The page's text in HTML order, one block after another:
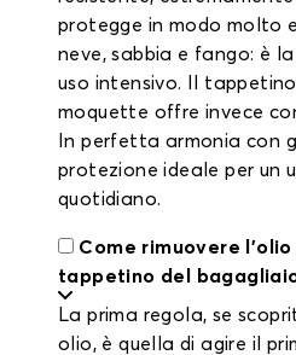
protegge in modo molto
neve, sabbia e fango: è
uso intensivo. Il
moquette offre invece
In perfetta armonia con
protezione ideale per un
quotidiano.
Come rimuovere l'olio
tappetino del
La prima regola, se
olio, è quella di agire il